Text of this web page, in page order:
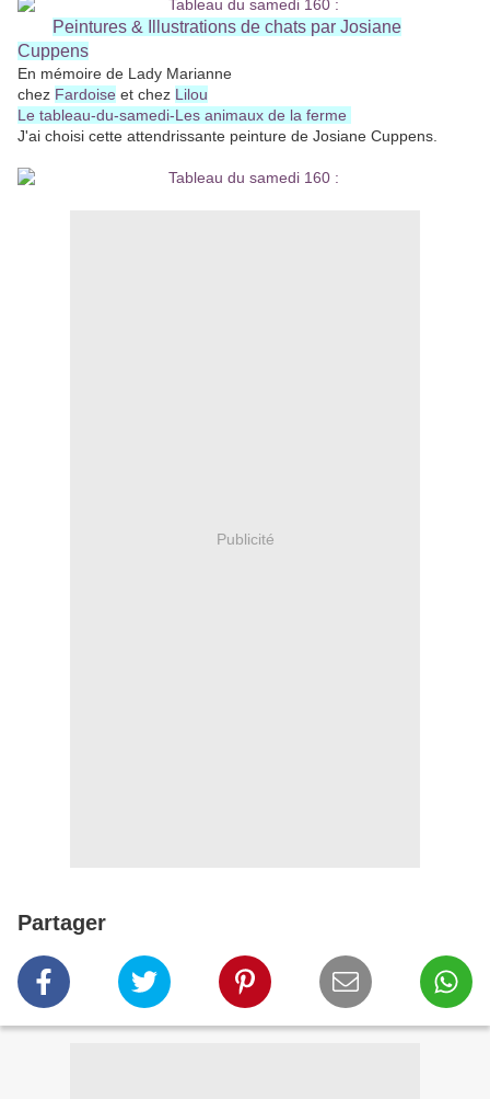
Peintures & Illustrations de chats par Josiane
Cuppens
En mémoire de Lady Marianne
chez Fardoise et chez Lilou
Le tableau-du-samedi-Les animaux de la ferme
J'ai choisi cette attendrissante peinture de Josiane Cuppens.
Publicité
Partager